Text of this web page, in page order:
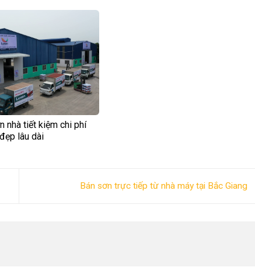
nhà tiết kiệm chi phí
lâu dài
Bán sơn trực tiếp từ nhà máy tại Bắc Giang